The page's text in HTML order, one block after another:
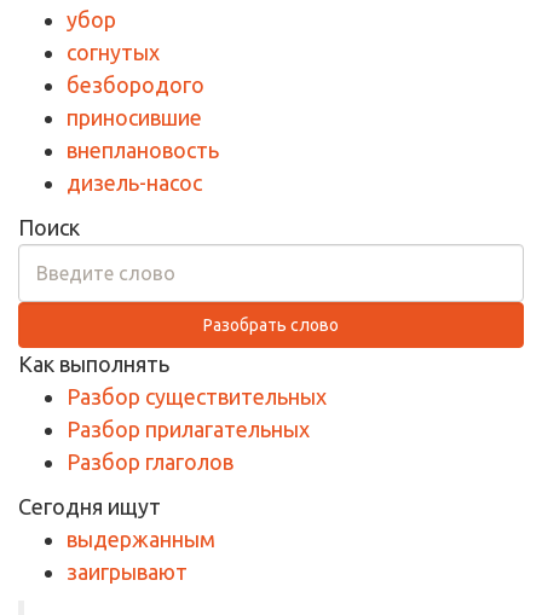
убор
согнутых
безбородого
приносившие
внеплановость
дизель-насос
Поиск
Разобрать слово
Как выполнять
Разбор существительных
Разбор прилагательных
Разбор глаголов
Сегодня ищут
выдержанным
заигрывают